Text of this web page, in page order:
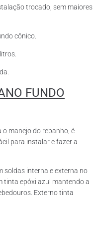
trocado, sem maiores
cônico.
FUNDO
manejo do rebanho, é
para instalar e fazer a
soldas interna e externa no
tinta epóxi azul mantendo a
Externo tinta